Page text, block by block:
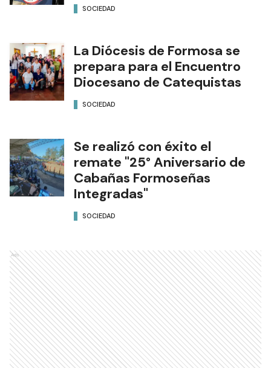
SOCIEDAD
La Diócesis de Formosa se
prepara para el Encuentro
Diocesano de Catequistas
SOCIEDAD
Se realizó con éxito el
remate "25° Aniversario de
Cabañas Formoseñas
Integradas"
SOCIEDAD
Ads